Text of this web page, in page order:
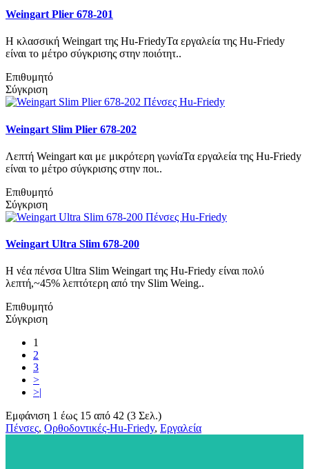
Weingart Plier 678-201
Η κλασσική Weingart της Hu-FriedyΤα εργαλεία της Hu-Friedy
είναι το μέτρο σύγκρισης στην ποιότητ..
Επιθυμητό
Σύγκριση
Weingart Slim Plier 678-202
Λεπτή Weingart και με μικρότερη γωνίαΤα εργαλεία της Hu-Friedy
είναι το μέτρο σύγκρισης στην ποι..
Επιθυμητό
Σύγκριση
Weingart Ultra Slim 678-200
Η νέα πένσα Ultra Slim Weingart της Hu-Friedy είναι πολύ
λεπτή,~45% λεπτότερη από την Slim Weing..
Επιθυμητό
Σύγκριση
1
2
3
>
>|
Εμφάνιση 1 έως 15 από 42 (3 Σελ.)
Πένσες, Ορθοδοντικές-Hu-Friedy, Εργαλεία